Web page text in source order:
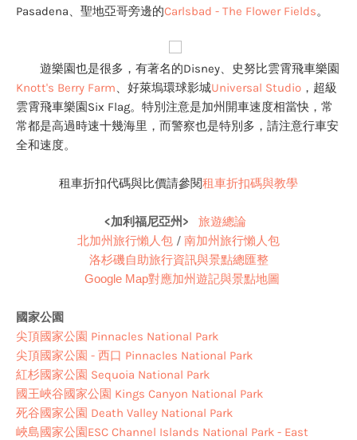
Pasadena、聖地亞哥旁邊的Carlsbad - The Flower Fields。
遊樂園也是很多，有著名的Disney、史努比雲霄飛車樂園
Knott's Berry Farm、好萊塢環球影城Universal Studio ，超級
雲霄飛車樂園Six Flag。 特別注意是加州開車速度相當快，常
常都是高過時速十幾海里，而警察也是特別多，請注意行車安
全和速度。
租車折扣代碼與比價請參閱租車折扣碼與教學
<加利福尼亞州>
旅遊總論
北加州旅行懶人包 / 南加州旅行懶人包
洛杉磯自助旅行資訊與景點總匯整
Google Map對應加州遊記與景點地圖
國家公園
尖頂國家公園 Pinnacles National Park
尖頂國家公園 - 西口 Pinnacles National Park
紅杉國家公園 Sequoia National Park
國王峽谷國家公園 Kings Canyon National Park
死谷國家公園 Death Valley National Park
峽島國家公園ESC Channel Islands National Park - East